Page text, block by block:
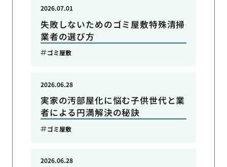
失敗しないためのゴミ屋敷特殊清掃
業者の選び方
2026.07.01
ゴミ屋敷
実家の汚部屋化に悩む子供世代と業
者による円満解決の秘訣
2026.06.28
ゴミ屋敷
2026.06.28